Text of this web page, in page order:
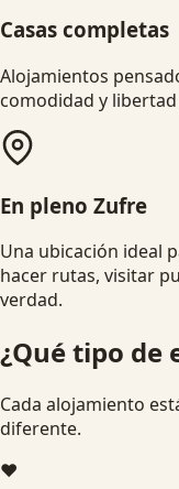
Casas completas
Alojamientos
comodidad y
En pleno Zufre
Una ubicación ideal
hacer rutas, visitar
verdad.
¿Qué tipo de
Cada alojamiento
diferente.
❤️